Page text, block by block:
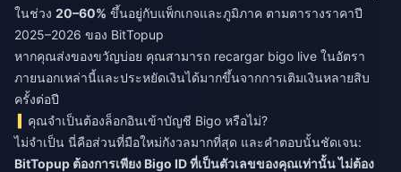
ในช่วง 20–60% ขึ้นอยู่กับแพ็กเกจและภูมิภาค ตามตารางราคาปี
2025–2026 ของ BitTopup
หากคุณส่งของขวัญบ่อย คุณสามารถ recargar bigo live ในอัตรา
ภายนอกเหล่านี้และประหยัดเงินได้มากขึ้นจากการเติมเงินหลายสิบ
ครั้งต่อปี
คุณจำเป็นต้องล็อกอินเข้าบัญชี Bigo หรือไม่?
ไม่จำเป็น นี่คือส่วนที่มือใหม่กังวลมากที่สุด และคำตอบนั้นชัดเจน:
BitTopup ต้องการเพียง Bigo ID ที่เป็นตัวเลขของคุณเท่านั้น ไม่ต้อง